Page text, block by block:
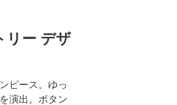
リー デザ
ピース。ゆっ
演出。ボタン